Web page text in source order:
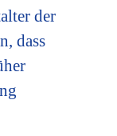
der
dass